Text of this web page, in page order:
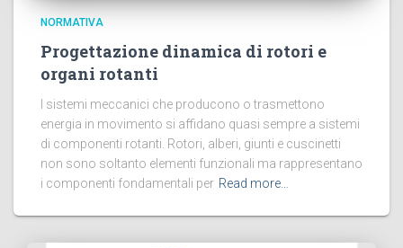
NORMATIVA
Progettazione dinamica di rotori e
organi rotanti
I sistemi meccanici che producono o trasmettono
energia in movimento si affidano quasi sempre a sistemi
di componenti rotanti. Rotori, alberi, giunti e cuscinetti
non sono soltanto elementi funzionali ma rappresentano
i componenti fondamentali per Read more…